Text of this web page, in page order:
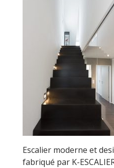
Escalier moderne et
fabriqué par K-